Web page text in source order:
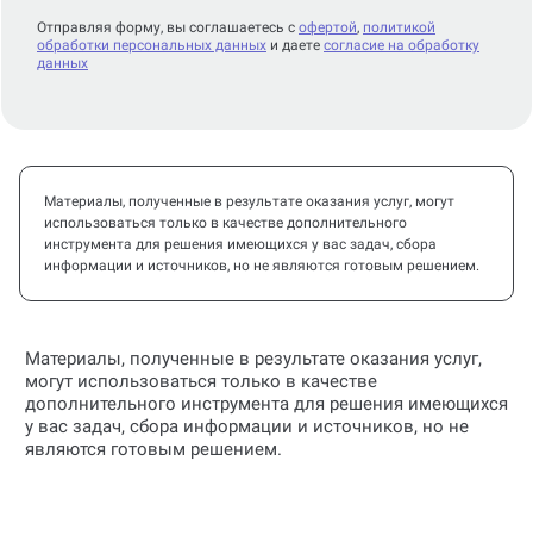
Отправляя форму, вы соглашаетесь с офертой, политикой
обработки персональных данных и даете согласие на обработку
данных
Материалы, полученные в результате оказания услуг, могут
использоваться только в качестве дополнительного
инструмента для решения имеющихся у вас задач, сбора
информации и источников, но не являются готовым решением.
Материалы, полученные в результате оказания услуг,
могут использоваться только в качестве
дополнительного инструмента для решения имеющихся
у вас задач, сбора информации и источников, но не
являются готовым решением.